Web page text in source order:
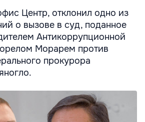
Центр, отклонил одно из
о вызове в суд, поданное
Антикоррупционной
Морарем против
прокурора